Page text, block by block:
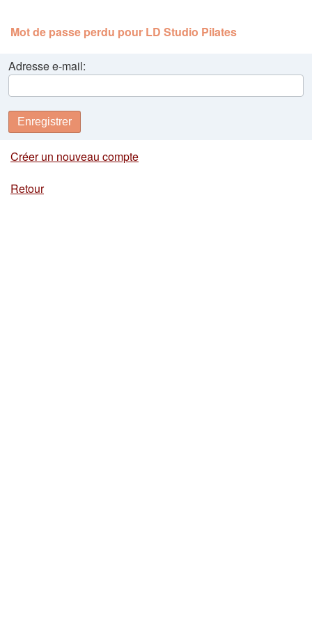
Mot de passe perdu pour LD Studio Pilates
Adresse e-mail:
Enregistrer
Créer un nouveau compte
Retour